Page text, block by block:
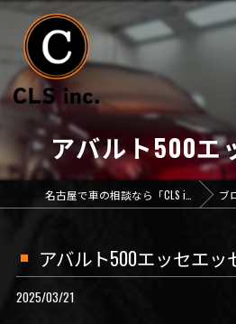
アバルト500エ
ブロ
アバルト500エッセエッ
2025/03/21